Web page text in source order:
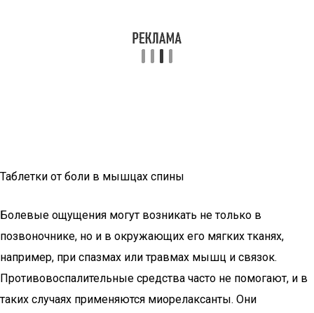
Таблетки от боли в мышцах спины
Болевые ощущения могут возникать не только в
позвоночнике, но и в окружающих его мягких тканях,
например, при спазмах или травмах мышц и связок.
Противовоспалительные средства часто не помогают, и в
таких случаях применяются миорелаксанты. Они